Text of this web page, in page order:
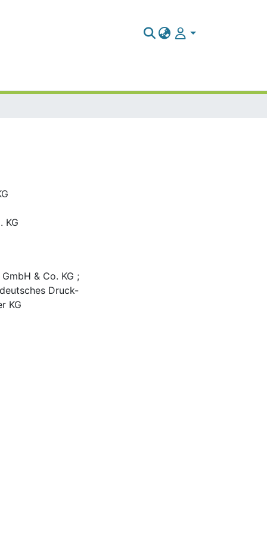
KG
& Co. KG ;
Druck-
KG